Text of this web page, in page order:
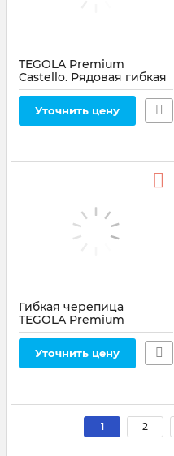
TEGOLA Premium
Castello. Рядовая гибкая
черепица , 3.05 м² Pioppo
Уточнить цену
Гибкая черепица
TEGOLA Premium
Castello, 3.05 м²
Уточнить цену
1 2